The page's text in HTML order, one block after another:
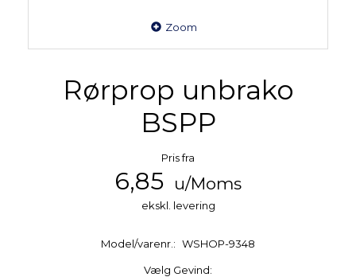
Zoom
Rørprop unbrako
BSPP
Pris fra
6,85 u/Moms
ekskl. levering
Model/varenr.: WSHOP-9348
Vælg Gevind: